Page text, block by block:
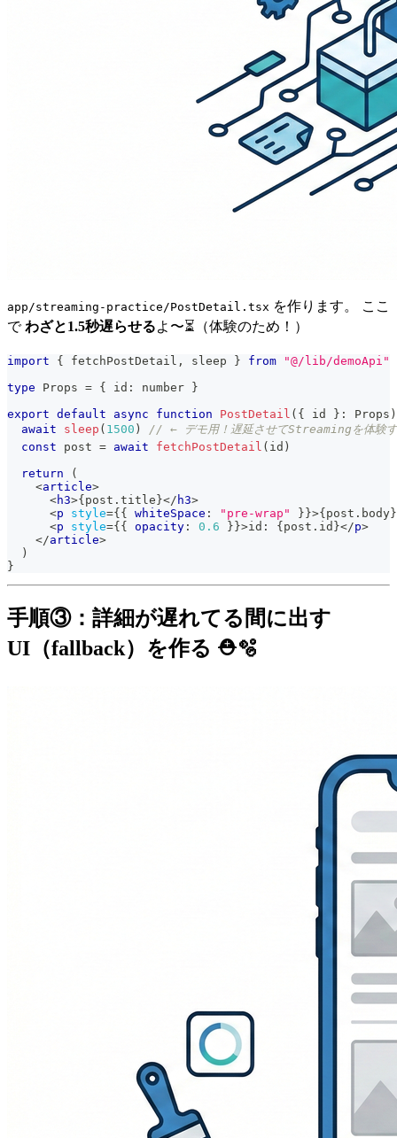
app/streaming-practice/PostDetail.tsx を作ります。 ここ
でわざと1.5秒遅らせるよ〜⏳（体験のため！）
import { fetchPostDetail , sleep } from
"@/lib/demoApi"
type
Props = { id : number }
export default async function PostDetail ( { id } : Props )
await
sleep ( 1500 )
// ← デモ用！遅延させてStreamingを体験す
const post = await fetchPostDetail ( id )
return
(
<article>
<h3>{post . title}</ h3>
<p style={{ whiteSpace : "pre-wrap" }}>{post . body}
<p style={{ opacity : 0.6 }}>id: {post . id }</p>
</article>
)
}
手順③：詳細が遅れてる間に出す
UI（fallback）を作る ⛑️🫧